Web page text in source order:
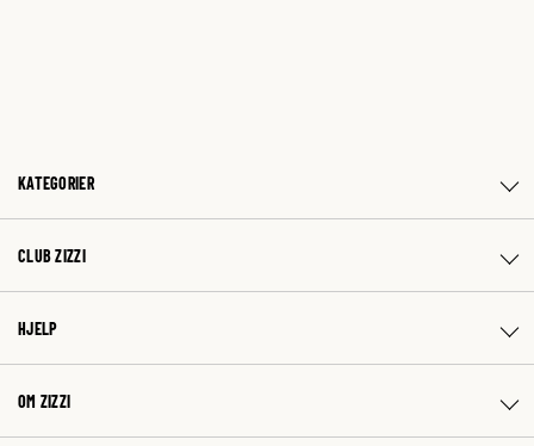
KATEGORIER
CLUB ZIZZI
HJELP
OM ZIZZI